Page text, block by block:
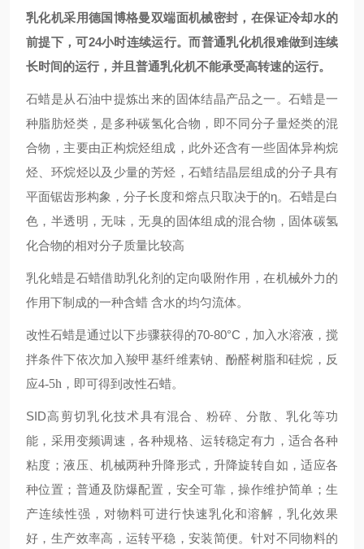
乳化机采用德国博格曼双端面机械密封，在保证冷却水的
前提下，可24小时连续运行。而普通乳化机很难做到连续
长时间的运行，并且普通乳化机不能承受高转速的运行。
石蜡是从石油中提炼出来的固体结晶产品之一。石蜡是一
种脂肪烃类，是多种碳氢化合物，即不同分子量烃类的混
合物，主要由正构烷烃组成，此外还含有一些固体异构烷
烃、环烷烃以及少量的芳烃，石蜡结晶层组成的分子具有
平面锯齿形构象，分子长度和熔点只取决于的η。石蜡是白
色，半透明，无味，无臭的固体组成的混合物，固体碳氢
化合物的相对分子质量比较高
乳化蜡是石蜡借助乳化剂的定向吸附作用，在机械外力的
作用下制成的一种含蜡 含水的均匀流体。
改性石蜡是通过以下步骤获得的70-80°C ，加入水溶液，搅
拌条件下依次加入羧甲基纤维素钠、酚醛树脂和硅烷，反
应4-5h ，即可得到改性石蜡。
SID高剪切乳化技术具有混合、粉碎、分散、乳化等功
能，采用变频调速，各种规格、运转稳定有力，适合各种
粘度；液压、机械两种升降形式，升降旋转自如，适应各
种位置；普通及防爆配置，安全可靠，操作维护简单；生
产连续性强，对物料可进行快速乳化和溶解，乳化效果
好，生产效率高，运转平稳，安装简便。针对不同物料的